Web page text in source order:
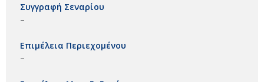
Συγγραφή Σεναρίου
–
Επιμέλεια Περιεχομένου
–